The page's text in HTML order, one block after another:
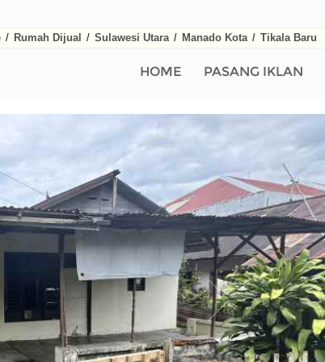
/ Rumah Dijual / Sulawesi Utara / Manado Kota / Tikala Baru
HOME PASANG IKLAN